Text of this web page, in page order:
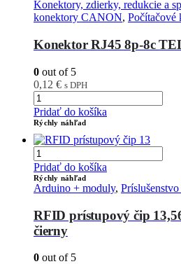
Konektory, zdierky, redukcie a
konektory CANON, Počítačové
Konektor RJ45 8p-8c
0 out of 5
0,12 € s DPH
Pridať do košíka
Rýchly náhľad
Pridať do košíka
Rýchly náhľad
Arduino + moduly,
RFID prístupový čip
čierny
0 out of 5